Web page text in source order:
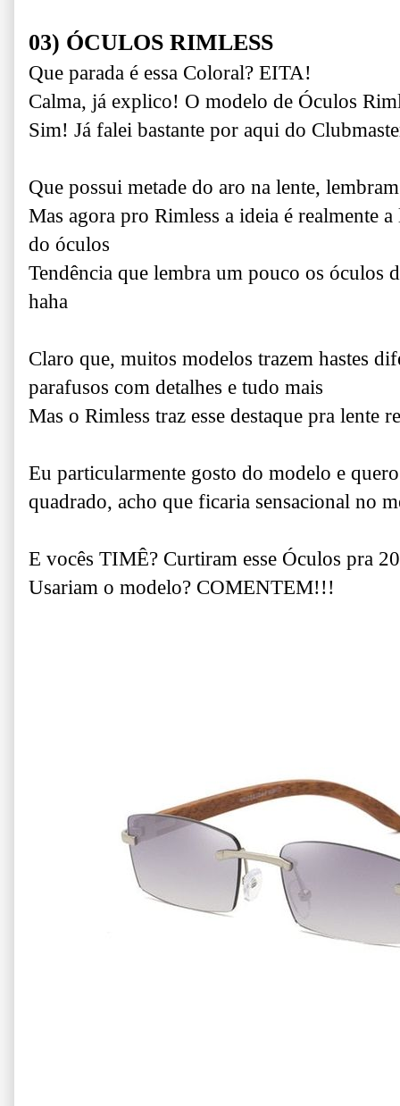
03) ÓCULOS RIMLESS
Que parada é essa Coloral? EITA!
Calma, já explico! O modelo de Óculos
Sim! Já falei bastante por aqui do
Que possui metade do aro na lente,
Mas agora pro Rimless a ideia é realmente
do óculos
Tendência que lembra um pouco os óculos
haha
Claro que, muitos modelos trazem hastes
parafusos com detalhes e tudo mais
Mas o Rimless traz esse destaque pra lente
Eu particularmente gosto do modelo e
quadrado, acho que ficaria sensacional no
E vocês TIMÊ? Curtiram esse Óculos pra
Usariam o modelo? COMENTEM!!!